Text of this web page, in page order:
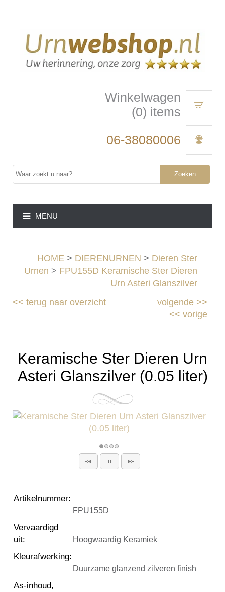
Winkelwagen
(0) items
06-38080006
Zoeken
MENU
HOME > DIERENURNEN > Dieren Ster
Urnen > FPU155D Keramische Ster Dieren
Urn Asteri Glanszilver
<<terug naar overzicht volgende>>
<< vorige
Keramische Ster Dieren Urn
Asteri Glanszilver (0.05 liter)
Artikelnummer:
FPU155D
Vervaardigd
uit: Hoogwaardig Keramiek
Kleurafwerking:
Duurzame glanzend zilveren finish
As-inhoud,